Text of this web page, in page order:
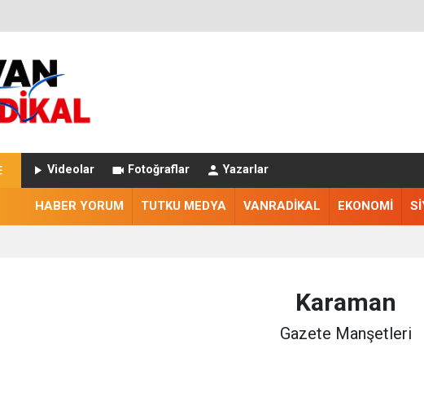
Videolar Fotoğraflar Yazarlar
HABER YORUM TUTKU MEDYA VANRADİKAL EKONOMİ
Karaman
Gazete Manşetleri